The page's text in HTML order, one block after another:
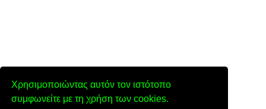
Χρησιμοποιώντας αυτόν τον ιστότοπο
συμφωνείτε με τη χρήση των cookies.